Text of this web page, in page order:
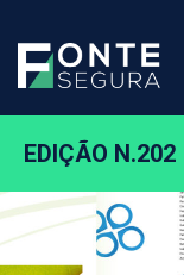
EDIÇÃO N.202